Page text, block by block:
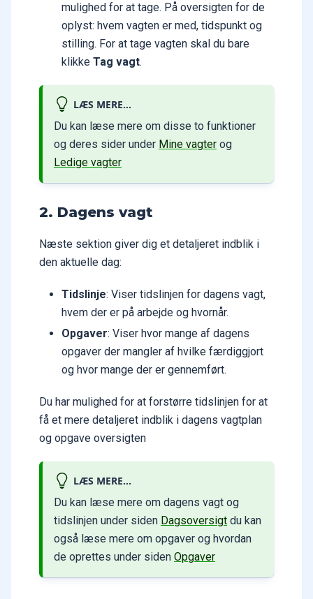
mulighed for at tage. På oversigten for de
oplyst: hvem vagten er med, tidspunkt og
stilling. For at tage vagten skal du bare
klikke Tag vagt.
LÆS MERE...
Du kan læse mere om disse to funktioner
og deres sider under Mine vagter og
Ledige vagter
2. Dagens vagt
Næste sektion giver dig et detaljeret indblik i
den aktuelle dag:
Tidslinje: Viser tidslinjen for dagens vagt,
hvem der er på arbejde og hvornår.
Opgaver: Viser hvor mange af dagens
opgaver der mangler af hvilke færdiggjort
og hvor mange der er gennemført.
Du har mulighed for at forstørre tidslinjen for at
få et mere detaljeret indblik i dagens vagtplan
og opgave oversigten
LÆS MERE...
Du kan læse mere om dagens vagt og
tidslinjen under siden Dagsoversigt du kan
også læse mere om opgaver og hvordan
de oprettes under siden Opgaver